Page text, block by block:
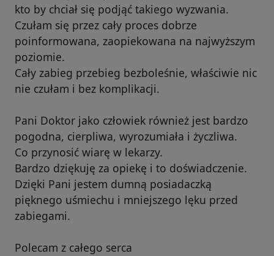
kto by chciał się podjąć takiego wyzwania.
Czułam się przez cały proces dobrze
poinformowana, zaopiekowana na najwyższym
poziomie.
Cały zabieg przebieg bezboleśnie, właściwie nic
nie czułam i bez komplikacji.
Pani Doktor jako człowiek również jest bardzo
pogodna, cierpliwa, wyrozumiała i życzliwa.
Co przynosić wiarę w lekarzy.
Bardzo dziękuję za opiekę i to doświadczenie.
Dzięki Pani jestem dumną posiadaczką
pięknego uśmiechu i mniejszego lęku przed
zabiegami.
Polecam z całego serca